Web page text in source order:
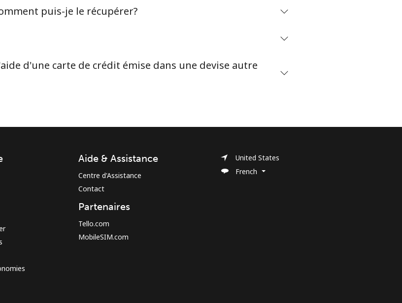
Conditions générales.
S'inscrire
puis-je le récupérer?
d'une carte de crédit émise dans une devise autre
Aide & Assistance
Centre d'Assistance
Contact
Partenaires
Tello.com
MobileSIM.com
United States
French